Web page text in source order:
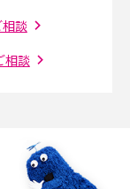
継機との違いを解
向いている方の特
談
相談